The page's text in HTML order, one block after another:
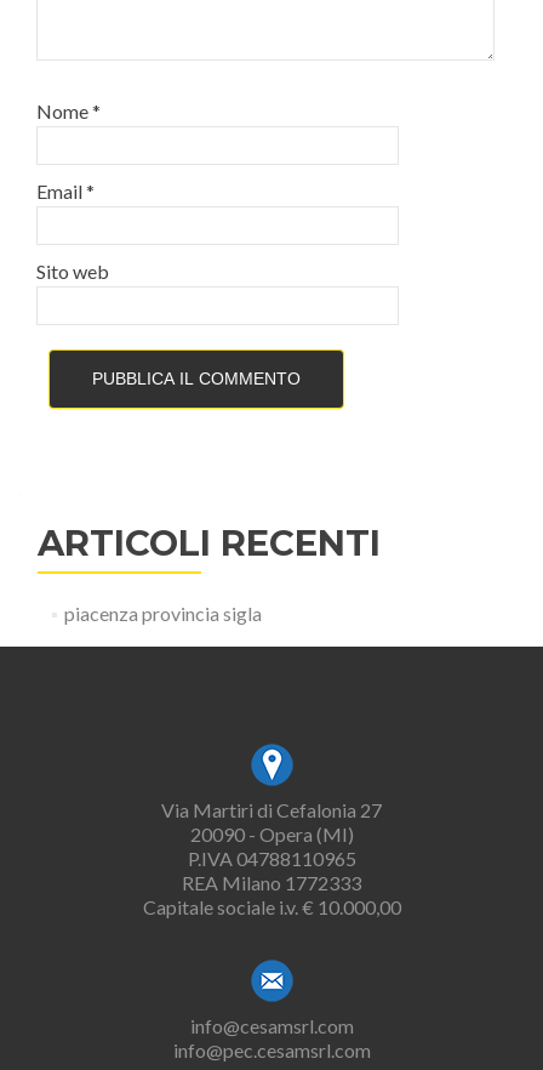
Nome*
Email*
Sito web
ARTICOLI RECENTI
piacenza provincia sigla
Via Martiri di Cefalonia 27
20090 - Opera (MI)
P.IVA 04788110965
REA Milano 1772333
Capitale sociale i.v. € 10.000,00
info@cesamsrl.com
info@pec.cesamsrl.com